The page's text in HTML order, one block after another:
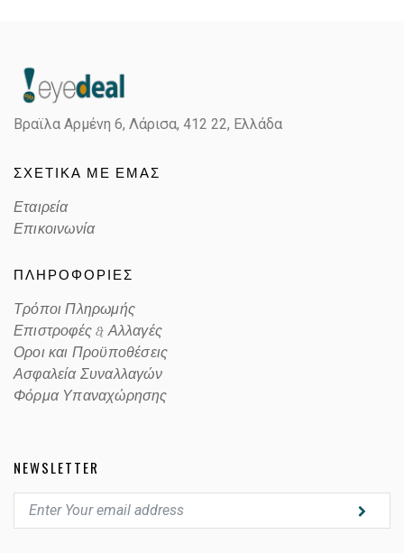
Βραϊλα Αρμένη 6, Λάρισα, 412 22, Ελλάδα
ΣΧΕΤΙΚΑ ΜΕ ΕΜΑΣ
Εταιρεία
Επικοινωνία
ΠΛΗΡΟΦΟΡΙΕΣ
Τρόποι Πληρωμής
Επιστροφές & Αλλαγές
Οροι και Προϋποθέσεις
Ασφαλεία Συναλλαγών
Φόρμα Υπαναχώρησης
NEWSLETTER